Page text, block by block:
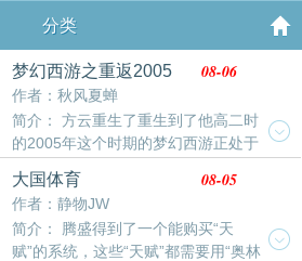
分类
梦幻西游之重返2005
作者：秋风夏蝉
08-06
简介： 方云重生了重生到了他高二时
的2005年这个时期的梦幻西游正处于
种风云人物竞相争锋“叮——电竞之神系统
从课堂上醒来的方云听到脑海中的提示声整
了！
大国体育
作者：静物JW
08-05
简介： 腾盛得到了一个能购买“天
赋”的系统，这些“天赋”都需要用“奥林